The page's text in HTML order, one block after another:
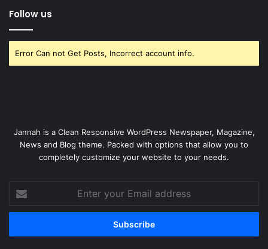
Follow us
Error Can not Get Posts, Incorrect account info.
Jannah is a Clean Responsive WordPress Newspaper, Magazine,
News and Blog theme. Packed with options that allow you to
completely customize your website to your needs.
your
Email